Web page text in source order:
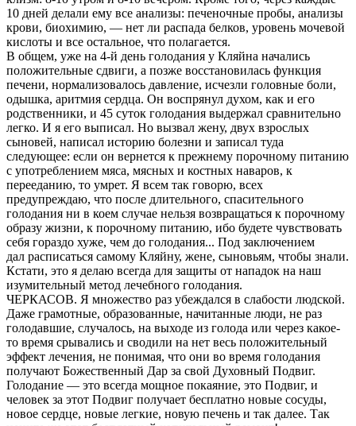
10 дней делали ему все анализы: печеночные пробы, анализы
крови, биохимию, — нет ли распада белков, уровень мочевой
кислоты и все остальное, что полагается.
В общем, уже на 4-й день голодания у Кляйна начались
положительные сдвиги, а позже восстановилась функция
печени, нормализовалось давление, исчезли головные боли,
одышка, аритмия сердца. Он воспрянул духом, как и его
родственники, и 45 суток голодания выдержал сравнительно
легко. И я его выписал. Но вызвал жену, двух взрослых
сыновей, написал историю болезни и записал туда
следующее: если он вернется к прежнему порочному питанию
с употреблением мяса, мясных и костных наваров, к
перееданию, то умрет. Я всем так говорю, всех
предупреждаю, что после длительного, спасительного
голодания ни в коем случае нельзя возвращаться к порочному
образу жизни, к порочному питанию, ибо будете чувствовать
себя гораздо хуже, чем до голодания... Под заключением
дал расписаться самому Кляйну, жене, сыновьям, чтобы знали.
Кстати, это я делаю всегда для защиты от нападок на наш
изумительный метод лечебного голодания.
ЧЕРКАСОВ. Я множество раз убеждался в слабости людской.
Даже грамотные, образованные, начитанные люди, не раз
голодавшие, случалось, на выходе из голода или через какое-
то время срывались и сводили на нет весь положительный
эффект лечения, не понимая, что они во время голодания
получают Божественный Дар за свой Духовный Подвиг.
Голодание — это всегда мощное покаяние, это Подвиг, и
человек за этот Подвиг получает бесплатно новые сосуды,
новое сердце, новые легкие, новую печень и так далее. Так